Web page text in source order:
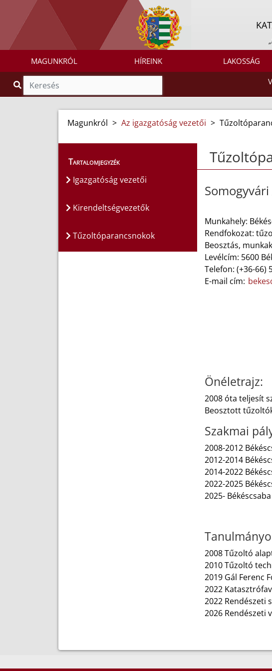
MAGUNKRÓL HÍREINK LAKOSSÁG
Magunkról > Az igazgatóság vezetői >
Tartalomjegyzék
Igazgatóság vezetői
Kirendeltségvezetők
Tűzoltóparancsnokok
Munkahely:
Rendfokozat:
Beosztás,
Levélcím: 5600
Telefon: (+36-66)
E-mail cím:
Önéletrajz:
2008 óta teljesít
Beosztott
Szakmai
2008-2012
2012-2014
2014-2022
2022-2025
2025-
2008 Tűzoltó
2010 Tűzoltó
2019 Gál Ferenc
2022
2022 Rendészeti
2026 Rendészeti